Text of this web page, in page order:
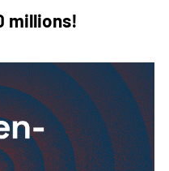
millions!